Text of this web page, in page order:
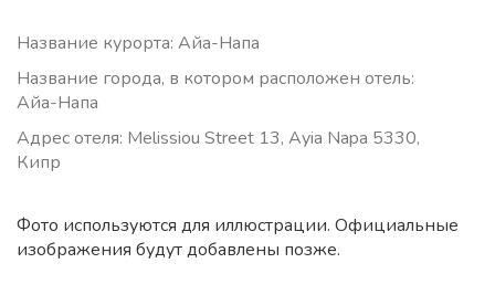
Название курорта: Айа-Напа
Название города, в котором расположен отель:
Айа-Напа
Адрес отеля: Melissiou Street 13, Ayia Napa 5330,
Кипр
Фото используются для иллюстрации. Официальные
изображения будут добавлены позже.